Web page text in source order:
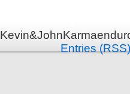
Entries (RSS)